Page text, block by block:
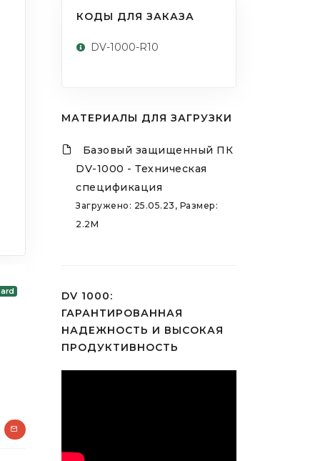
КОДЫ ДЛЯ ЗАКАЗА
DV-1000-R10
МАТЕРИАЛЫ ДЛЯ ЗАГРУЗКИ
Базовый защищенный ПК
DV-1000 - Техническая
спецификация
Загружено: 25.05.23, Размер:
2.2M
DV 1000:
ГАРАНТИРОВАННАЯ
НАДЕЖНОСТЬ И ВЫСОКАЯ
ПРОДУКТИВНОСТЬ